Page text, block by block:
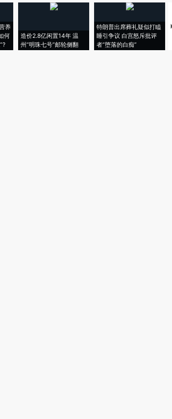
养
何
造价2.8亿闲置14年 温
州“明珠七号”邮轮侧翻
特朗普出席葬礼疑似打瞌
睡引争议 白宫怒斥批评
者“堕落的白痴”